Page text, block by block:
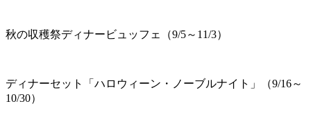
秋の収穫祭ディナービュッフェ（9/5～11/3）
ディナーセット「ハロウィーン・ノーブルナイト」（9/16～
10/30）